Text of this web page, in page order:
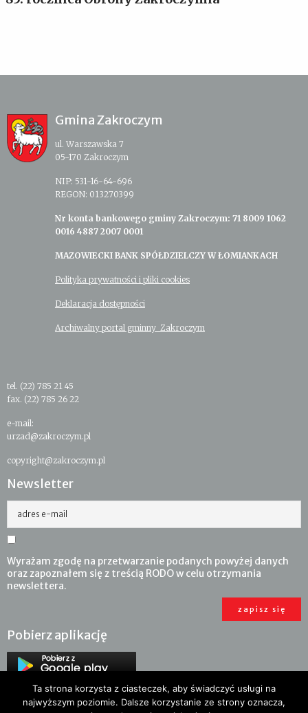
Gmina Zakroczym
ul. Warszawska 7
05-170 Zakroczym
NIP: 531-16-64-696
REGON: 013270399
Nr konta bankowego gminy Zakroczym: 71 8009 1062
0016 4887 2007 0001
MAZOWIECKI BANK SPÓŁDZIELCZY W ŁOMIANKACH
Polityka prywatności i pliki cookies
Deklaracja dostępności
Archiwalny portal gminny Zakroczym
tel. (22) 785 21 45
fax. (22) 785 26 22
e-mail:
urzad@zakroczym.pl
copyright@zakroczym.pl
Newsletter
adres e-mail
Wyrażam zgodę na przetwarzanie podanych powyżej danych
oraz zapoznałem się z treścią RODO w celu otrzymania
newslettera.
Pobierz aplikację
Ta strona korzysta z ciasteczek, aby świadczyć usługi na
najwyższym poziomie. Dalsze korzystanie ze strony oznacza,